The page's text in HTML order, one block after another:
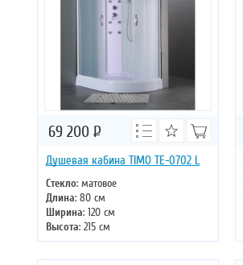
Душевая кабина TIMO TE-0702 L
Стекло: матовое
Длина: 80 см
Ширина: 120 см
Высота: 215 см
Форма: четверть круга
69 200 Р